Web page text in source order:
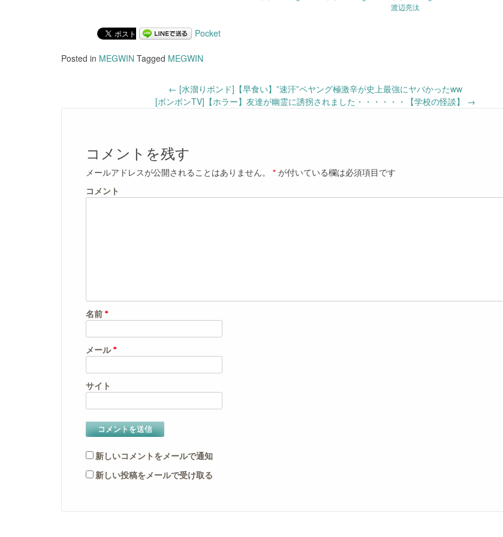
渡辺亮汰
Pocket
Posted in MEGWIN Tagged MEGWIN
navigation
← [水溜りボンド]【早食い】”速汗”ペヤング極激辛が史上最強にヤバかったww
[ボンボンTV]【ホラー】友達が幽霊に誘拐されました・・・・・・【学校の怪談】
→
コメントを残す
メールアドレスが公開されることはありません。 * が付いている欄は必須項目です
コメント
名前 *
メール*
サイト
新しいコメントをメールで通知
新しい投稿をメールで受け取る